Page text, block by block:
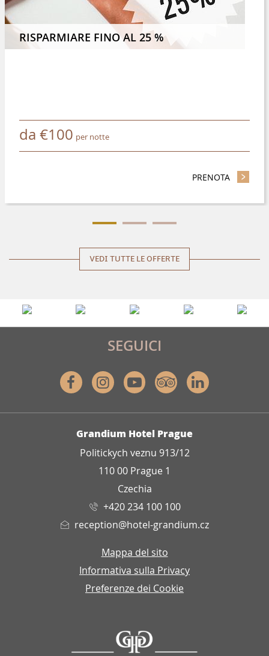
4 NOTTI O PIÙ E RISPARMIATE IL 8 %
RISPARMIARE FINO AL 25 %
da €100 per notte
PRENOTA -
VEDI TUTTE LE OFFERTE
INDIRIZZOGrandium Hotel Prague
Politickych veznu 913/12
110 00 Prague 1
Czechia
+420 234 100 100
reception@hotel-grandium.cz
Mappa del sito
Informativa sulla Privacy
Preferenze dei Cookie
SEGUICI
FacebookInstagram
YoutubeTripadvisor
Linkedin